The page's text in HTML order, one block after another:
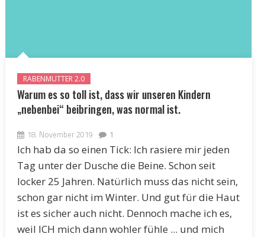
RABENMUTTER 2.0
Warum es so toll ist, dass wir unseren Kindern
„nebenbei“ beibringen, was normal ist.
18. November 2019 1
Ich hab da so einen Tick: Ich rasiere mir jeden
Tag unter der Dusche die Beine. Schon seit
locker 25 Jahren. Natürlich muss das nicht sein,
schon gar nicht im Winter. Und gut für die Haut
ist es sicher auch nicht. Dennoch mache ich es,
weil ICH mich dann wohler fühle ... und mich